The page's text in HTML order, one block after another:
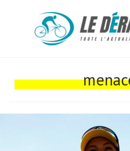
Tests de produits
Conseils